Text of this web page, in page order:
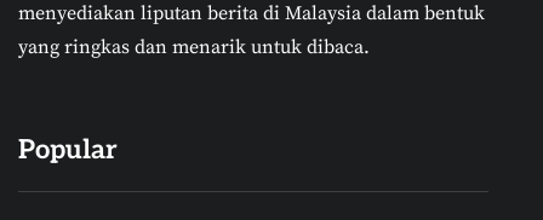
menyediakan liputan berita di Malaysia dalam bentuk
yang ringkas dan menarik untuk dibaca.
Popular